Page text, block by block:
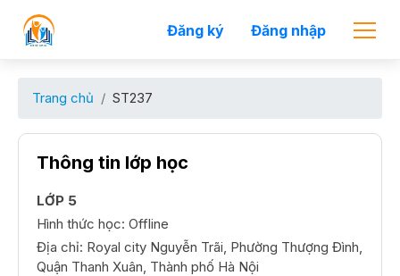
Đăng ký Đăng nhập
Trang chủ ST237
Thông tin lớp học
LỚP 5
Hình thức học: Offline
Địa chỉ: Royal city Nguyễn Trãi, Phường Thượng Đình,
Quận Thanh Xuân, Thành phố Hà Nội